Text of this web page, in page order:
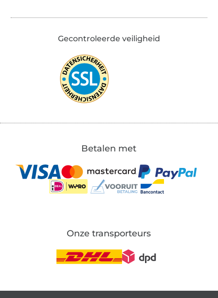
Gecontroleerde veiligheid
Betalen met
Onze transporteurs